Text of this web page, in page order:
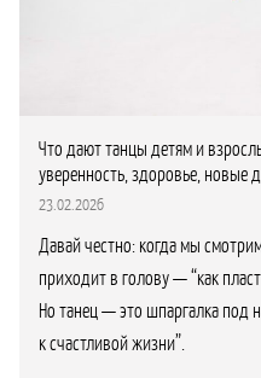
Что дают танцы детям и
уверенность, здоровье, новые
23.02.2026
Давай честно: когда мы
приходит в голову — “как
Но танец — это шпаргалка под
к счастливой жизни”.